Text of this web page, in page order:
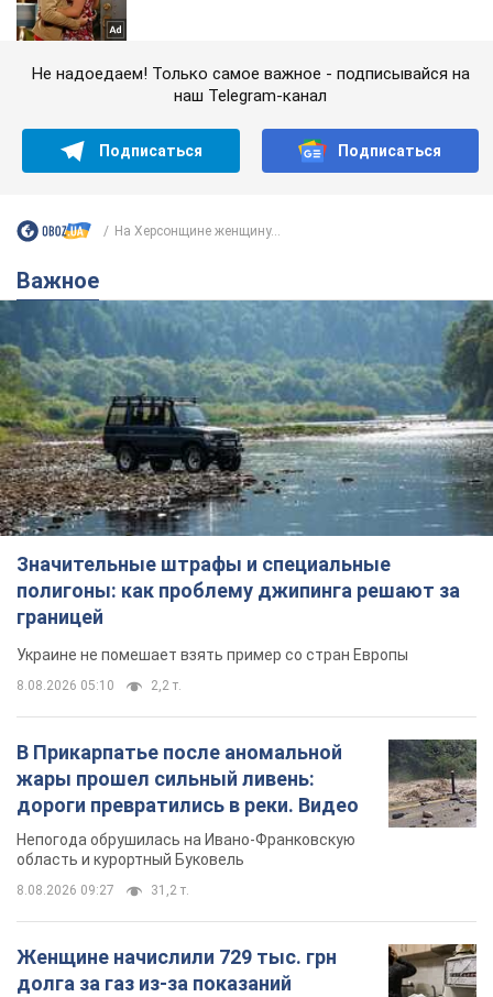
Не надоедаем! Только самое важное - подписывайся на
наш Telegram-канал
Подписаться Подписаться
На Херсонщине женщину...
Важное
Значительные штрафы и специальные
полигоны: как проблему джипинга решают за
границей
Украине не помешает взять пример со стран Европы
8.08.2026 05:10 2,2 т.
В Прикарпатье после аномальной
жары прошел сильный ливень:
дороги превратились в реки. Видео
Непогода обрушилась на Ивано-Франковскую
область и курортный Буковель
8.08.2026 09:27 31,2 т.
Женщине начислили 729 тыс. грн
долга за газ из-за показаний